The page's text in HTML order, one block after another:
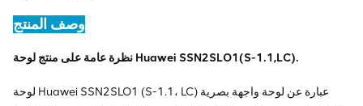
وصف المنتج
نظرة عامة على منتج لوحة Huawei SSN2SLO1(S-1.1,LC).
لوحة Huawei SSN2SLO1 (S-1.1، LC) عبارة عن لوحة واجهة بصرية